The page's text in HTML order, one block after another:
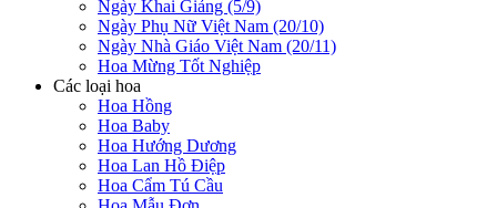
Ngày Khai Giảng (5/9)
Ngày Phụ Nữ Việt Nam (20/10)
Ngày Nhà Giáo Việt Nam (20/11)
Hoa Mừng Tốt Nghiệp
Các loại hoa
Hoa Hồng
Hoa Baby
Hoa Hướng Dương
Hoa Lan Hồ Điệp
Hoa Cẩm Tú Cầu